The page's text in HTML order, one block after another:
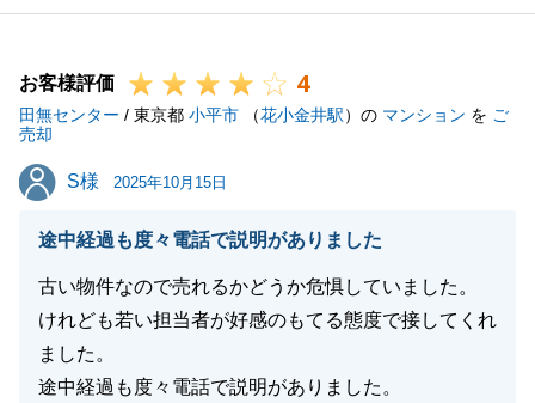
今後ともお気軽にご相談下さい。
お客様評価 4
田無センター / 東京都 小平市 （花小金井駅）の マンション を ご
売却
S様
S様 2025年10月15日
途中経過も度々電話で説明がありました
古い物件なので売れるかどうか危惧していました。
けれども若い担当者が好感のもてる態度で接してくれ
ました。
途中経過も度々電話で説明がありました。